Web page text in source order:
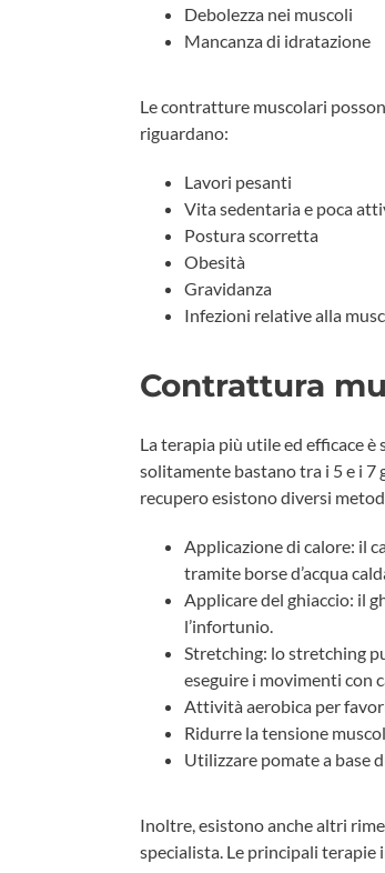
Debolezza nei muscoli
Mancanza di idratazione
Le contratture muscolari
riguardano:
Lavori pesanti
Vita sedentaria e poca
Postura scorretta
Obesità
Gravidanza
Infezioni relative alla
Contrattura
La terapia più utile ed efficace
solitamente bastano tra i 5 e i
recupero esistono diversi
Applicazione di calore: il
tramite borse d’acqua
Applicare del ghiaccio: il
l’infortunio.
Stretching: lo stretching
eseguire i movimenti con
Attività aerobica per
Ridurre la tensione
Utilizzare pomate a base
Inoltre, esistono anche altri
specialista. Le principali terapie